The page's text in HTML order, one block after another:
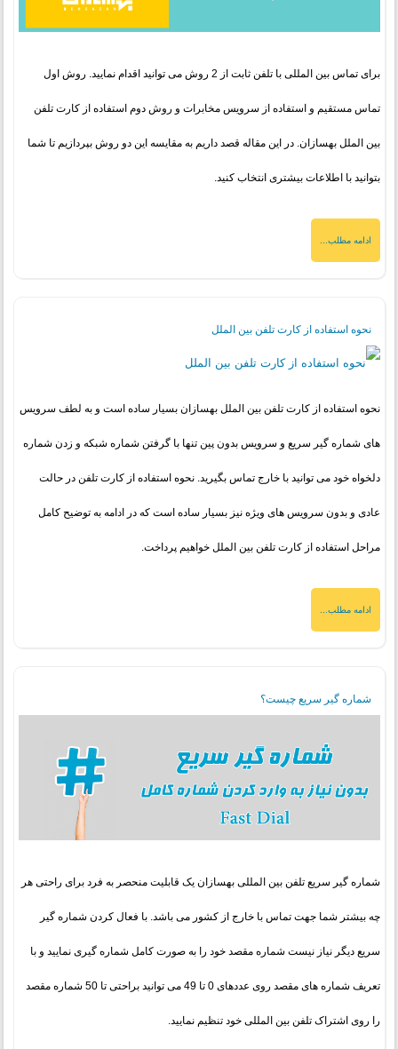
برای تماس بین المللی با تلفن ثابت از 2 روش می توانید اقدام نمایید. روش اول
تماس مستقیم و استفاده از سرویس مخابرات و روش دوم استفاده از کارت تلفن
بین الملل بهسازان. در این مقاله قصد داریم به مقایسه این دو روش بپردازیم تا شما
بتوانید با اطلاعات بیشتری انتخاب کنید.
ادامه مطلب...
نحوه استفاده از کارت تلفن بین الملل
نحوه استفاده از کارت تلفن بین الملل بهسازان بسیار ساده است و به لطف سرویس
های شماره گیر سریع و سرویس بدون پین تنها با گرفتن شماره شبکه و زدن شماره
دلخواه خود می توانید با خارج تماس بگیرید. نحوه استفاده از کارت تلفن در حالت
عادی و بدون سرویس های ویژه نیز بسیار ساده است که در ادامه به توضیح کامل
مراحل استفاده از کارت تلفن بین الملل خواهیم پرداخت.
ادامه مطلب...
شماره گیر سریع چیست؟
شماره گیر سریع تلفن بین المللی بهسازان یک قابلیت منحصر به فرد برای راحتی هر
چه بیشتر شما جهت تماس با خارج از کشور می باشد. با فعال کردن شماره گیر
سریع دیگر نیاز نیست شماره مقصد خود را به صورت کامل شماره گیری نمایید و با
تعریف شماره های مقصد روی عددهای 0 تا 49 می توانید براحتی تا 50 شماره مقصد
را روی اشتراک تلفن بین المللی خود تنظیم نمایید.